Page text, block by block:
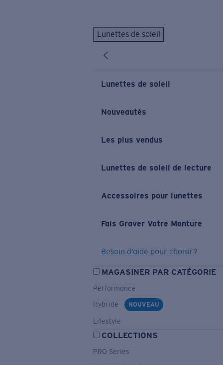
Lunettes de soleil
Lunettes de soleil
Nouveautés
Les plus vendus
Lunettes de soleil de lecture
Accessoires pour lunettes
Fais Graver Votre Monture
Besoin d’aide pour choisir?
MAGASINER PAR CATÉGORIE
Performance
Hybride
NOUVEAU
Lifestyle
COLLECTIONS
PRO Series
LES PLUS RECHERCHÉS
Lunettes de soleil personnalisées